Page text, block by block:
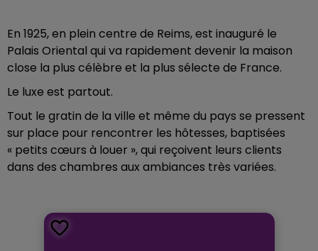
En 1925, en plein centre de Reims, est inauguré le
Palais Oriental qui va rapidement devenir la maison
close la plus célèbre et la plus sélecte de France.
Le luxe est partout.
Tout le gratin de la ville et même du pays se pressent
sur place pour rencontrer les hôtesses, baptisées
« petits cœurs à louer », qui reçoivent leurs clients
dans des chambres aux ambiances très variées.